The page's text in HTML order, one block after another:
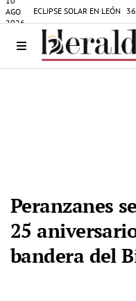
AGO
2026
ECLIPSE SOLAR EN LEÓN
Peranzanes
25
bandera del